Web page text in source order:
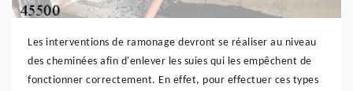
Les interventions de ramonage devront se réaliser au niveau
des cheminées afin d'enlever les suies qui les empêchent de
fonctionner correctement. En effet, pour effectuer ces types